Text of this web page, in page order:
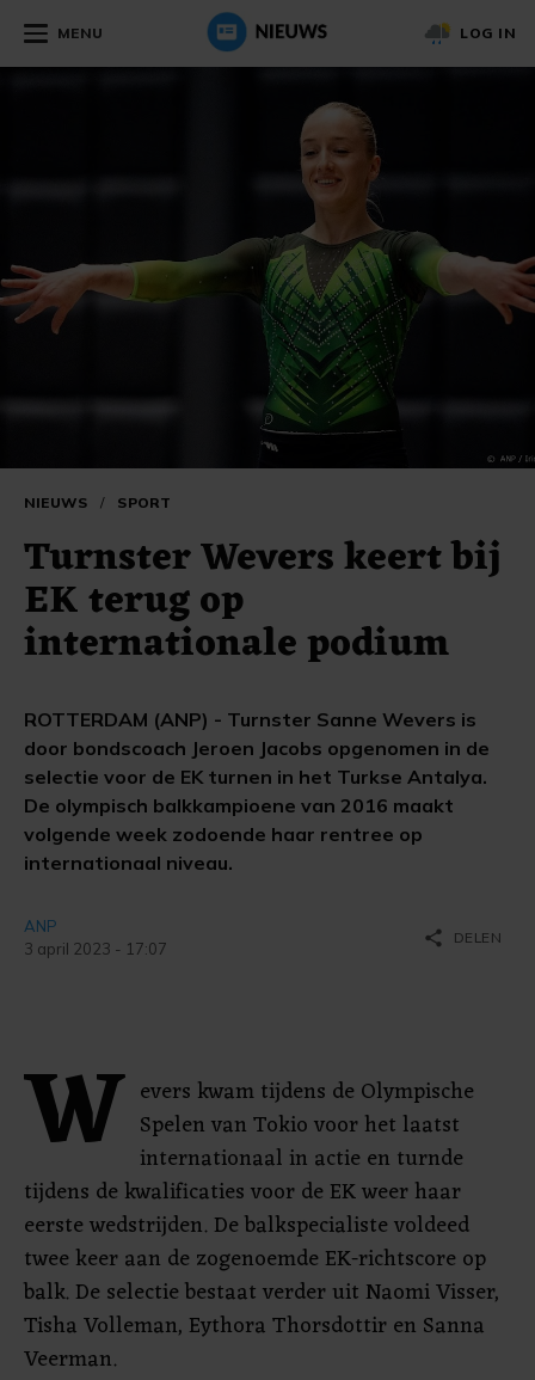
MENU LOG IN
NIEUWS / SPORT
Turnster Wevers keert bij
EK terug op
internationale podium
ROTTERDAM (ANP) - Turnster Sanne Wevers is
door bondscoach Jeroen Jacobs opgenomen in de
selectie voor de EK turnen in het Turkse Antalya.
De olympisch balkkampioene van 2016 maakt
volgende week zodoende haar rentree op
internationaal niveau.
ANP
3 april 2023 - 17:07
share DELEN
W evers kwam tijdens de Olympische
Spelen van Tokio voor het laatst
internationaal in actie en turnde
tijdens de kwalificaties voor de EK weer haar
eerste wedstrijden. De balkspecialiste voldeed
twee keer aan de zogenoemde EK-richtscore op
balk. De selectie bestaat verder uit Naomi Visser,
Tisha Volleman, Eythora Thorsdottir en Sanna
Veerman.